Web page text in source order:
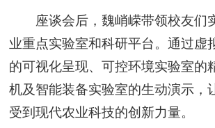
座谈会后，魏峭嵘带领校友们
业重点实验室和科研平台。通过虚
的可视化呈现、可控环境实验室的
机及智能装备实验室的生动演示，
受到现代农业科技的创新力量。